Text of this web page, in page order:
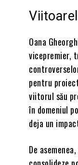
Oana
vicepremier,
pentru
viitorul său
în domeniul
deja un
De